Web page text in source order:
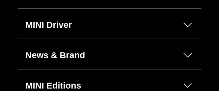
MINI Driver
News & Brand
MINI Editions